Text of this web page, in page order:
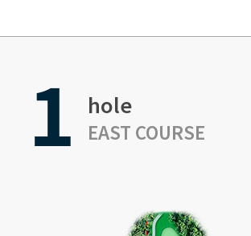
1 hole
EAST COURSE